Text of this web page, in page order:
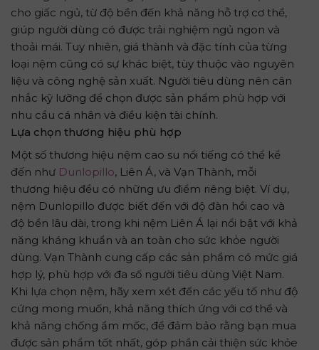
cho giấc ngủ, từ độ bền đến khả năng hỗ trợ cơ thể,
giúp người dùng có được trải nghiệm ngủ ngon và
thoải mái. Tuy nhiên, giá thành và đặc tính của từng
loại nệm cũng có sự khác biệt, tùy thuộc vào nguyên
liệu và công nghệ sản xuất. Người tiêu dùng nên cân
nhắc kỹ lưỡng để chọn được sản phẩm phù hợp với
nhu cầu cá nhân và điều kiện tài chính.
Lựa chọn thương hiệu phù hợp
Một số thương hiệu nệm cao su nổi tiếng có thể kể
đến như Dunlopillo, Liên Á, và Vạn Thành, mỗi
thương hiệu đều có những ưu điểm riêng biệt. Ví dụ,
nệm Dunlopillo được biết đến với độ đàn hồi cao và
độ bền lâu dài, trong khi nệm Liên Á lại nổi bật với khả
năng kháng khuẩn và an toàn cho sức khỏe người
dùng. Vạn Thành cung cấp các sản phẩm có mức giá
hợp lý, phù hợp với đa số người tiêu dùng Việt Nam.
Khi lựa chọn nệm, hãy xem xét đến các yếu tố như độ
cứng mong muốn, khả năng thích ứng với cơ thể và
khả năng chống ẩm mốc, để đảm bảo rằng bạn mua
được sản phẩm tốt nhất, góp phần cải thiện sức khỏe